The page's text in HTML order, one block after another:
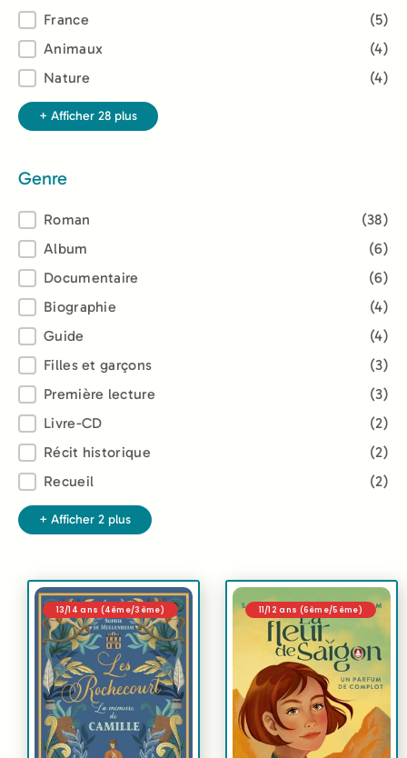
France
(5)
Animaux
(4)
Nature
(4)
+ Afficher 28 plus
Genre
GenreRoman
(38)
Album
(6)
Documentaire
(6)
Biographie
(4)
Guide
(4)
Filles et garçons
(3)
Première lecture
(3)
Livre-CD
(2)
Récit historique
(2)
Recueil
(2)
+ Afficher 2 plus
13/14 ans (4ème/3ème) 11/12 ans (6ème/5ème)